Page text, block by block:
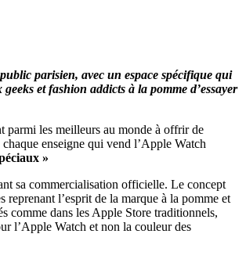
parisien, avec un espace spécifique qui
et fashion addicts à la pomme d’essayer
parmi les meilleurs au monde à offrir de
enseigne qui vend l’Apple Watch
»
sa commercialisation officielle. Le concept
reprenant l’esprit de la marque à la pomme et
comme dans les Apple Store traditionnels,
l’Apple Watch et non la couleur des